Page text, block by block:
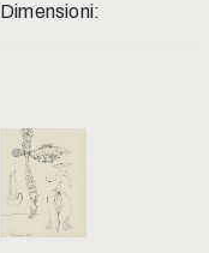
Dimensioni: